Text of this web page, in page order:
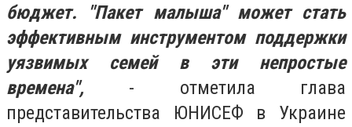
бюджет. "Пакет малыша" может стать
эффективным инструментом поддержки
уязвимых семей в эти непростые
времена", - отметила глава
представительства ЮНИСЕФ в Украине